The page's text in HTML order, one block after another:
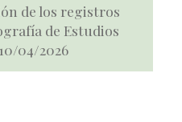
de los registros
de Estudios
04/2026